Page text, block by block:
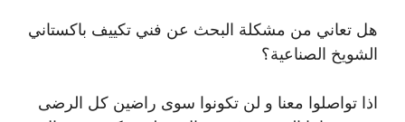
هل تعاني من مشكلة البحث عن فني تكييف باكستاني
الشويخ الصناعية؟
اذا تواصلوا معنا و لن تكونوا سوى راضين كل الرضى